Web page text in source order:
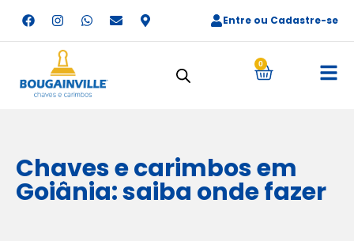
Entre ou Cadastre-se
0
Chaves e carimbos em
Goiânia: saiba onde fazer